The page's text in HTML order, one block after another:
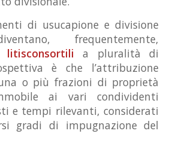
di usucapione e divisione
frequentemente,
litisconsortili a pluralità di
è che l’attribuzione
o più frazioni di proprietà
ai vari condividenti
e tempi rilevanti, considerati
gradi di impugnazione del